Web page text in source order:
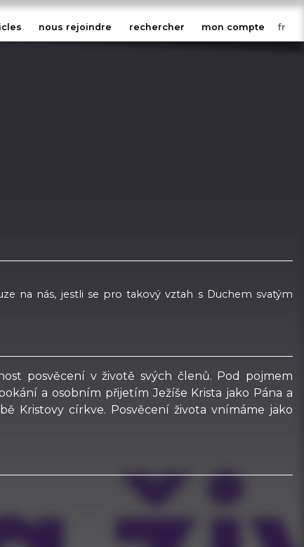
nous rejoindre rechercher mon compte
na nás, jestli se pro takový vztah s Duchem svatým
posvěcení v životě svých členů. Pod pojmem
a osobním přijetím Ježíše Krista jako Pána a
Kristovy církve. Posvěcení života vnímáme jako